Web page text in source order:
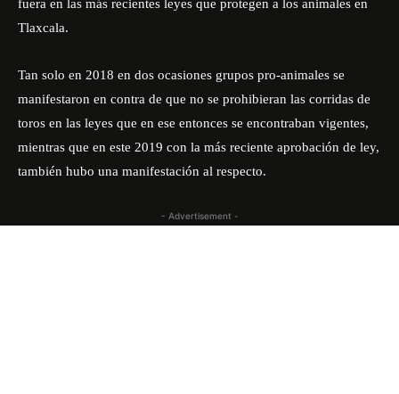
fuera en las más recientes leyes que protegen a los animales en
Tlaxcala.
Tan solo en 2018 en dos ocasiones grupos pro-animales se
manifestaron en contra de que no se prohibieran las corridas de
toros en las leyes que en ese entonces se encontraban vigentes,
mientras que en este 2019 con la más reciente aprobación de ley,
también hubo una manifestación al respecto.
- Advertisement -